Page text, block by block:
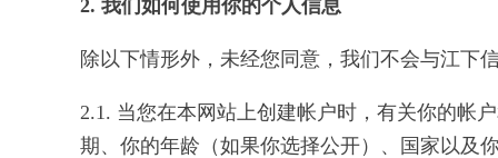
2. 我们如何使用你的个人信息
除以下情形外，未经您同意，我们不会与江下
2.1. 当您在本网站上创建帐户时，有关你的帐
期、你的年龄（如果你选择公开）、国家以及